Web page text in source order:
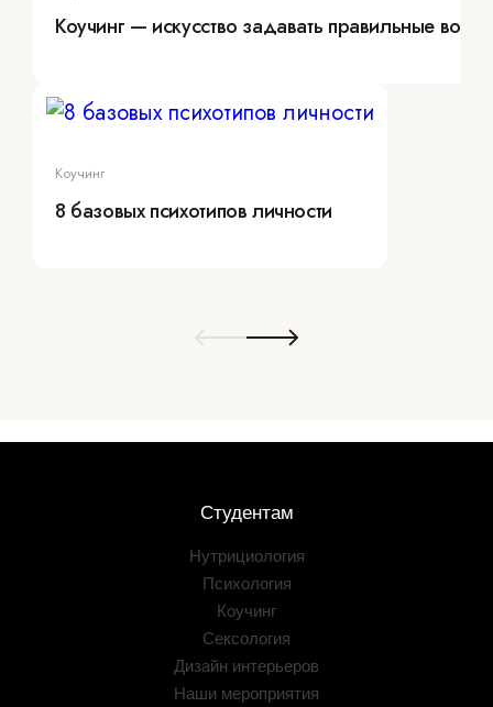
Коучинг — искусство задавать правильные
Коучинг
8 базовых психотипов личности
Студентам
Нутрициология
Психология
Коучинг
Сексология
Дизайн интерьеров
Наши мероприятия